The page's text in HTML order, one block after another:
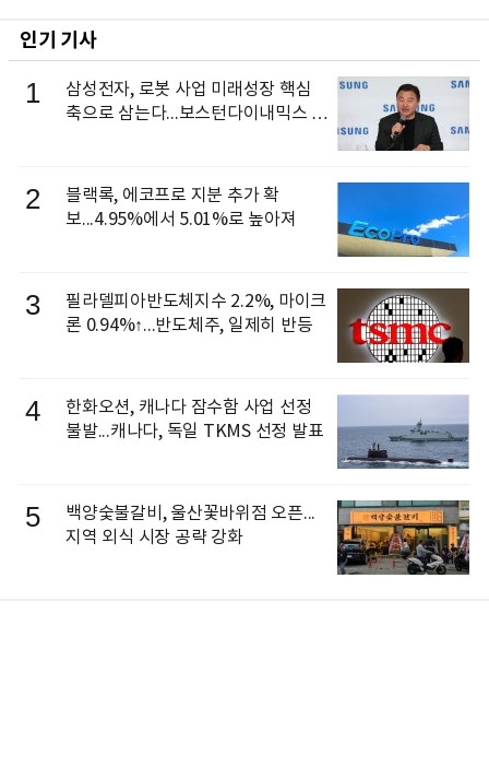
인기 기사
1
삼성전자, 로봇 사업 미래성장 핵심
축으로 삼는다...보스턴다이내믹스 출
2
블랙록, 에코프로 지분 추가 확
보...4.95%에서 5.01%로 높아져
3
필라델피아반도체지수 2.2%, 마이크
론 0.94%↑...반도체주, 일제히 반등
4
한화오션, 캐나다 잠수함 사업 선정
불발...캐나다, 독일 TKMS 선정 발표
5
백양숯불갈비, 울산꽃바위점 오픈...
지역 외식 시장 공략 강화